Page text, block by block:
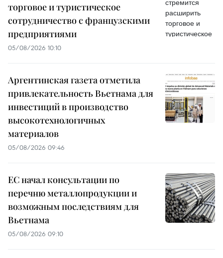
торговое и туристическое
сотрудничество с французскими
предприятиями
05/08/2026 10:10
Аргентинская газета отметила
привлекательность Вьетнама для
инвестиций в производство
высокотехнологичных
материалов
05/08/2026 09:46
ЕС начал консультации по
перечню металлопродукции и
возможным последствиям для
Вьетнама
05/08/2026 09:10